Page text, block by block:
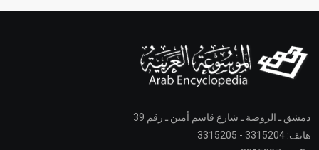
دمشق ـ الروضة ـ شارع قاسم أمين ـ رقم 39
هاتف: 3315204 - 3315205